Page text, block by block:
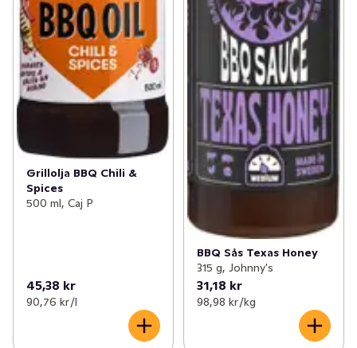
Grillolja BBQ Chili &
Spices
500 ml, Caj P
45,38 kr
90,76 kr /l
BBQ Sås Texas Honey
315 g, Johnny's
31,18 kr
98,98 kr /kg